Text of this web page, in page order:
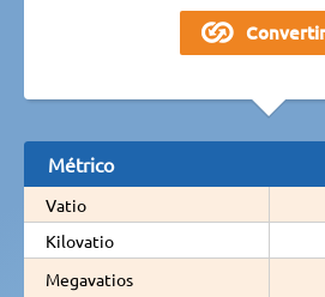
Métrico
Vatio
Kilovatio
Megavatios